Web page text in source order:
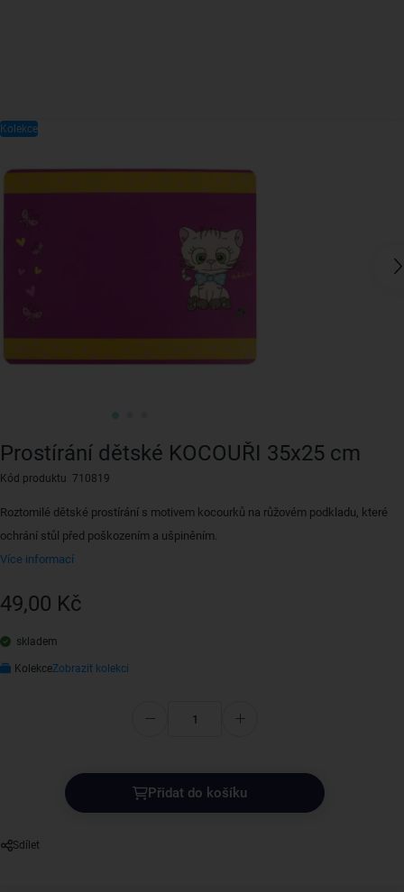
Prostírání dětské KOCOUŘI 35x25 cm
Kód produktu 710819
Roztomilé dětské prostírání s motivem kocourků na růžovém podkladu, které
ochrání stůl před poškozením a ušpiněním.
Více informací
49,00 Kč
skladem
KolekceZobrazit kolekci
Přidat do košíku
Sdílet
Kolekce